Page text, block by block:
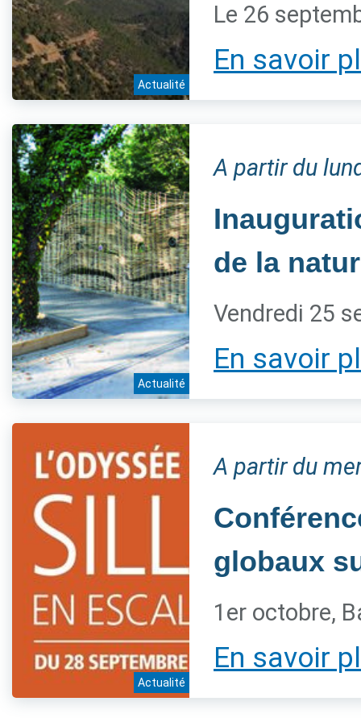
Actualité
Le 26
En savoir
Actualité
A partir du
de la
Vendredi 25
En savoir
Actualité
A partir du
globaux
1er octobre,
En savoir